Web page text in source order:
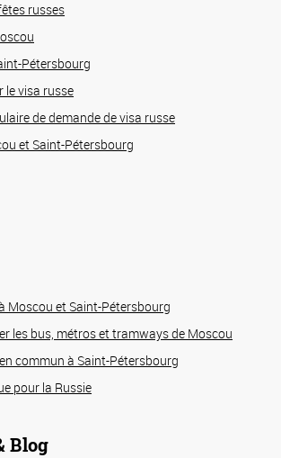
russes
Pétersbourg
le visa russe
de demande de visa russe
et Saint-Pétersbourg
Moscou et Saint-Pétersbourg
les bus, métros et tramways de Moscou
commun à Saint-Pétersbourg
pour la Russie
Blog